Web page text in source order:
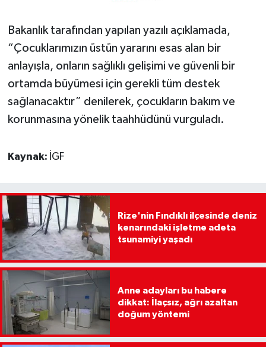
Bakanlık tarafından yapılan yazılı açıklamada,
“Çocuklarımızın üstün yararını esas alan bir
anlayışla, onların sağlıklı gelişimi ve güvenli bir
ortamda büyümesi için gerekli tüm destek
sağlanacaktır” denilerek, çocukların bakım ve
korunmasına yönelik taahhüdünü vurguladı.
Kaynak: İGF
Rize'nin Fındıklı ilçesinde deniz
kenarındaki işletme adeta
tsunamiyi yaşadı
Anne adayları bu habere
dikkat: İlaçsız, ağrı azaltan
doğum yöntemi